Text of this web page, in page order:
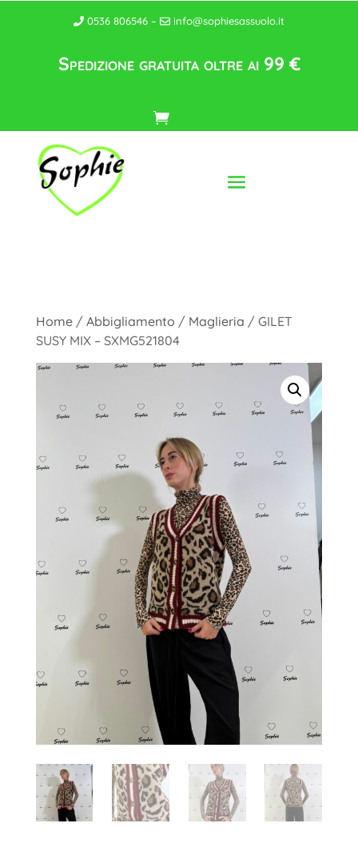
0536 806546 – info@sophiesassuolo.it
Spedizione gratuita oltre ai 99 €
Home/ Abbigliamento / Maglieria / GILET
SUSY MIX – SXMG521804